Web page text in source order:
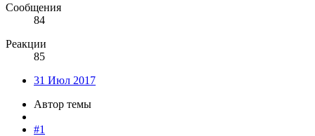
Сообщения
84
Реакции
85
31 Июл 2017
Автор темы
#1